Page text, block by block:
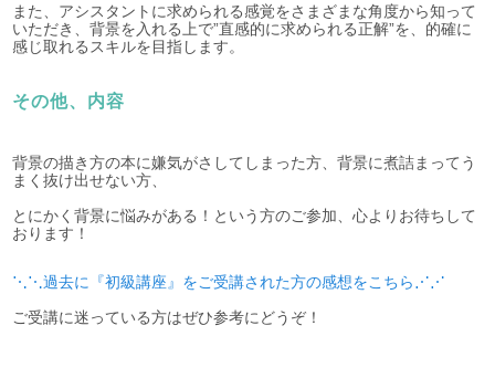
また、アシスタントに求められる感覚をさまざまな角度から知って
いただき、背景を入れる上で”直感的に求められる正解”を、的確に
感じ取れるスキルを目指します。
その他、内容
背景の描き方の本に嫌気がさしてしまった方、背景に煮詰まってう
まく抜け出せない方、
とにかく背景に悩みがある！という方のご参加、心よりお待ちして
おります！
⋱⋱過去に『初級講座』をご受講された方の感想をこちら⋰⋰
ご受講に迷っている方はぜひ参考にどうぞ！